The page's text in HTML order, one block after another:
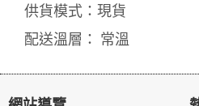
供貨模式：現貨
配送溫層： 常溫